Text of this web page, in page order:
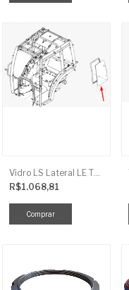
Vidro LS Lateral LE TRG863
R$1.068,81